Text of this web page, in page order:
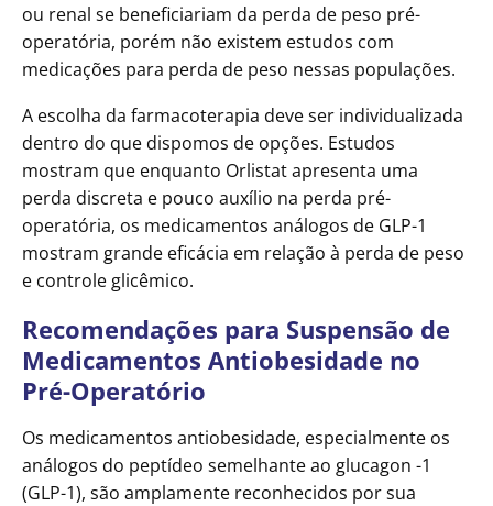
ou renal se beneficiariam da perda de peso pré-
operatória, porém não existem estudos com
medicações para perda de peso nessas populações.
A escolha da farmacoterapia deve ser individualizada
dentro do que dispomos de opções. Estudos
mostram que enquanto Orlistat apresenta uma
perda discreta e pouco auxílio na perda pré-
operatória, os medicamentos análogos de GLP-1
mostram grande eficácia em relação à perda de peso
e controle glicêmico.
Recomendações para Suspensão de
Medicamentos Antiobesidade no
Pré-Operatório
Os medicamentos antiobesidade, especialmente os
análogos do peptídeo semelhante ao glucagon -1
(GLP-1), são amplamente reconhecidos por sua